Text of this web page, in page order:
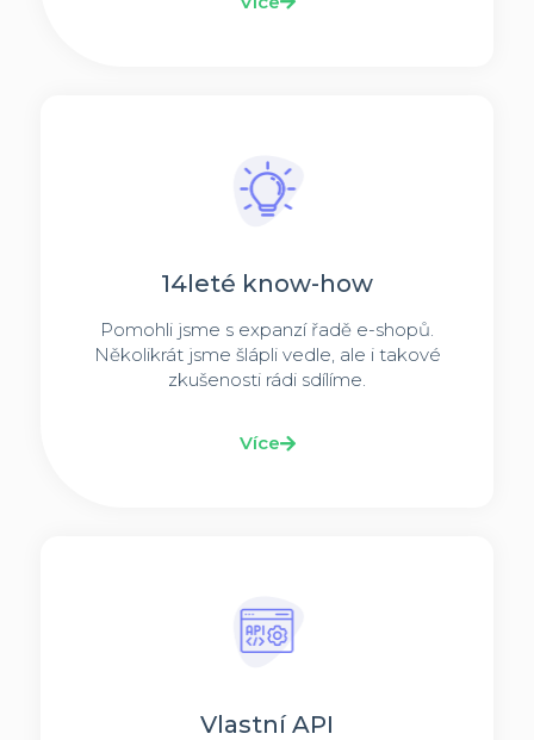
14leté know-how
Pomohli jsme s expanzí řadě e-shopů.
Několikrát jsme šlápli vedle, ale i takové
zkušenosti rádi sdílíme.
Více
Vlastní API